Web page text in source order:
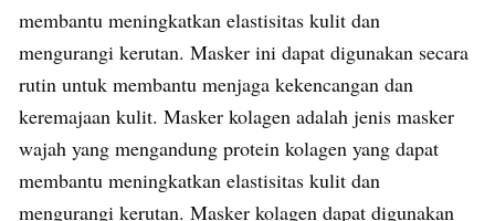
membantu meningkatkan elastisitas kulit dan
mengurangi kerutan. Masker ini dapat digunakan secara
rutin untuk membantu menjaga kekencangan dan
keremajaan kulit. Masker kolagen adalah jenis masker
wajah yang mengandung protein kolagen yang dapat
membantu meningkatkan elastisitas kulit dan
mengurangi kerutan. Masker kolagen dapat digunakan